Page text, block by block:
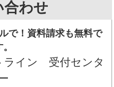
合わせ
で！資料請求も無料で
ライン 受付センタ